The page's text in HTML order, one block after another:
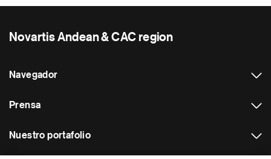
Novartis Andean & CAC region
Navegador
Prensa
Nuestro portafolio